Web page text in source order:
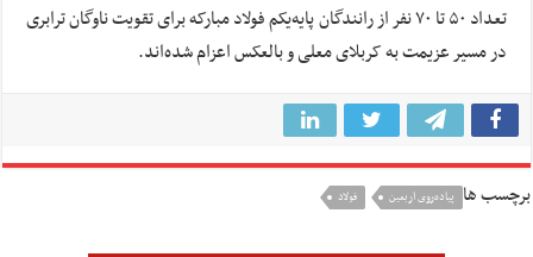
تعداد ۵۰ تا ۷۰ نفر از رانندگان پایه‌یکم فولاد مبارکه برای تقویت ناوگان ترابری
در مسیر عزیمت به کربلای معلی و بالعکس اعزام شده‌اند.
برچسب ها پیاده‌روی اربعین فولاد